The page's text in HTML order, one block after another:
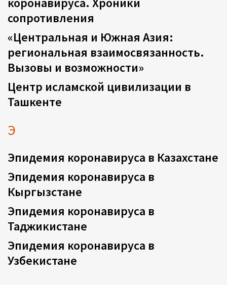
сопротивления
«Центральная и Южная Азия:
региональная взаимосвязанность.
Вызовы и возможности»
Центр исламской цивилизации в
Ташкенте
Э
Эпидемия коронавируса в Казахстане
Эпидемия коронавируса в
Кыргызстане
Эпидемия коронавируса в
Таджикистане
Эпидемия коронавируса в
Узбекистане